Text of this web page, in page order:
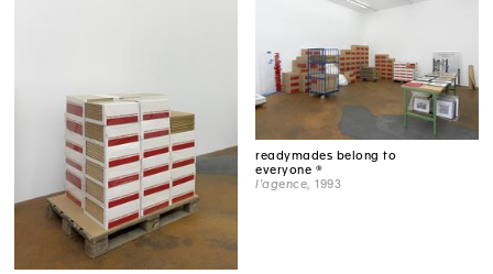
readymades belong to
everyone ®
l'agence , 1993